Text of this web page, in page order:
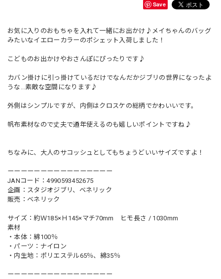
Save
お気に入りのおもちゃを入れて一緒にお出かけ♪メイちゃんのバッグ
みたいなイエローカラーのポシェット入荷しました！
こどものお出かけやおさんぽにぴったりです♪
カバン掛けに引っ掛けているだけでなんだかジブリの世界になったよ
うな…素敵な空間になります♪
外側はシンプルですが、内側はクロスケの総柄でかわいいです。
帆布素材なので丈夫で通年使えるのも嬉しいポイントですね♪
ちなみに、大人のサコッシュとしてもちょうどいいサイズですよ！
ーーーーーーーーーーーーーーーー
JANコード：4990593452675
企画：スタジオジブリ、ベネリック
販売：ベネリック
サイズ：約Ｗ185×Ｈ145×マチ70mm ヒモ長さ / 1030mm
素材
・本体：綿100％
・パーツ：ナイロン
・内生地：ポリエステル65％、綿35％
ーーーーーーーーーーーーーーーー